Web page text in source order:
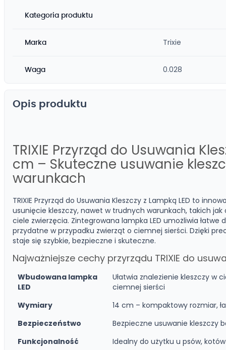
Kategoria produktu
Marka Trixie
Waga 0.028
Opis produktu
TRIXIE Przyrząd do Usuwania
cm – Skuteczne usuwanie
warunkach
TRIXIE Przyrząd do Usuwania Kleszczy z Lampką LED to
usunięcie kleszczy, nawet w trudnych warunkach, takich
ciele zwierzęcia. Zintegrowana lampka LED umożliwia
przydatne w przypadku zwierząt o ciemnej sierści. Dzięki
staje się szybkie, bezpieczne i skuteczne.
Najważniejsze cechy przyrządu TRIXIE do
Wbudowana lampka
LED
Ułatwia znalezienie kleszczy w
ciemnej sierści
Wymiary
14 cm – kompaktowy rozmiar,
Bezpieczeństwo
Bezpieczne usuwanie kleszczy
Funkcjonalność
Idealny do użytku u psów,